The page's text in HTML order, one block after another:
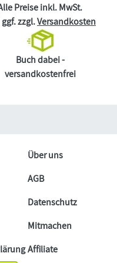
Preise inkl. MwSt.
zzgl.Versandkosten
Buch dabei -
versandkostenfrei
Über uns
AGB
Datenschutz
Mitmachen
Affiliate